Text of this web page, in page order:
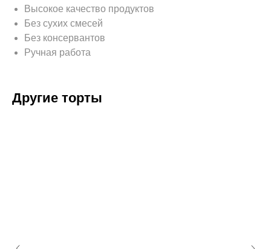
Высокое качество продуктов
Без сухих смесей
Без консервантов
Ручная работа
Другие торты